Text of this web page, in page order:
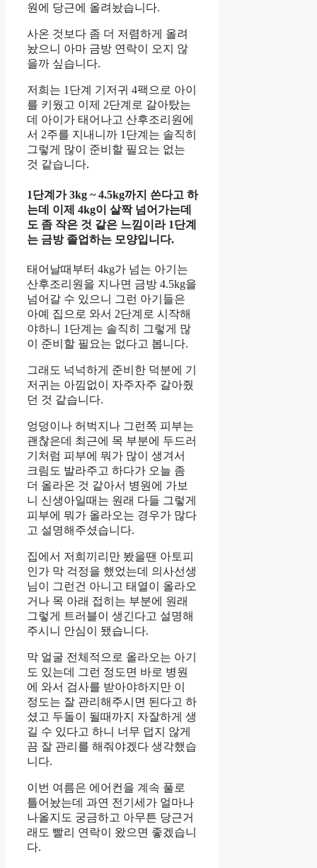
원에 당근에 올려놨습니다.
사온 것보다 좀 더 저렴하게 올려
놨으니 아마 금방 연락이 오지 않
을까 싶습니다.
저희는 1단계 기저귀 4팩으로 아이
를 키웠고 이제 2단계로 갈아탔는
데 아이가 태어나고 산후조리원에
서 2주를 지내니까 1단계는 솔직히
그렇게 많이 준비할 필요는 없는
것 같습니다.
1단계가 3kg ~ 4.5kg까지 쓴다고 하
는데 이제 4kg이 살짝 넘어가는데
도 좀 작은 것 같은 느낌이라 1단계
는 금방 졸업하는 모양입니다.
태어날때부터 4kg가 넘는 아기는
산후조리원을 지나면 금방 4.5kg을
넘어갈 수 있으니 그런 아기들은
아예 집으로 와서 2단계로 시작해
야하니 1단계는 솔직히 그렇게 많
이 준비할 필요는 없다고 봅니다.
그래도 넉넉하게 준비한 덕분에 기
저귀는 아낌없이 자주자주 갈아줬
던 것 같습니다.
엉덩이나 허벅지나 그런쪽 피부는
괜찮은데 최근에 목 부분에 두드러
기처럼 피부에 뭐가 많이 생겨서
크림도 발라주고 하다가 오늘 좀
더 올라온 것 같아서 병원에 가보
니 신생아일때는 원래 다들 그렇게
피부에 뭐가 올라오는 경우가 많다
고 설명해주셨습니다.
집에서 저희끼리만 봤을땐 아토피
인가 막 걱정을 했었는데 의사선생
님이 그런건 아니고 태열이 올라오
거나 목 아래 접히는 부분에 원래
그렇게 트러블이 생긴다고 설명해
주시니 안심이 됐습니다.
막 얼굴 전체적으로 올라오는 아기
도 있는데 그런 정도면 바로 병원
에 와서 검사를 받아야하지만 이
정도는 잘 관리해주시면 된다고 하
셨고 두돌이 될때까지 자잘하게 생
길 수 있다고 하니 너무 덥지 않게
끔 잘 관리를 해줘야겠다 생각했습
니다.
이번 여름은 에어컨을 계속 풀로
틀어놨는데 과연 전기세가 얼마나
나올지도 궁금하고 아무튼 당근거
래도 빨리 연락이 왔으면 좋겠습니
다.